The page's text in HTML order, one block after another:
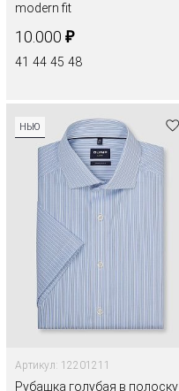
modern fit
10.000 ₽
41 44 45 48
НЬЮ
Артикул: 12201211
Рубашка голубая в полоску